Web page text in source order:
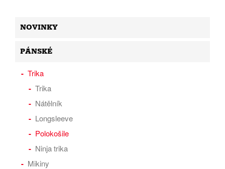
NOVINKY
PÁNSKÉ
Trika
Trika
Nátělník
Longsleeve
Polokošile
Ninja trika
Mikiny